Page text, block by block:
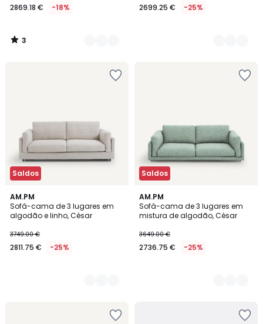
2869.18 € -18%
3
/
2699.25 € -25%
Saldos
AM.PM
Sofá-cama de 3 lugares em
algodão e linho, César
3749.00 €
2811.75 € -25%
3
Cores
Saldos
AM.PM
Sofá-cama de 3 lugares em
mistura de algodão, César
3649.00 €
2736.75 € -25%
2
Cores